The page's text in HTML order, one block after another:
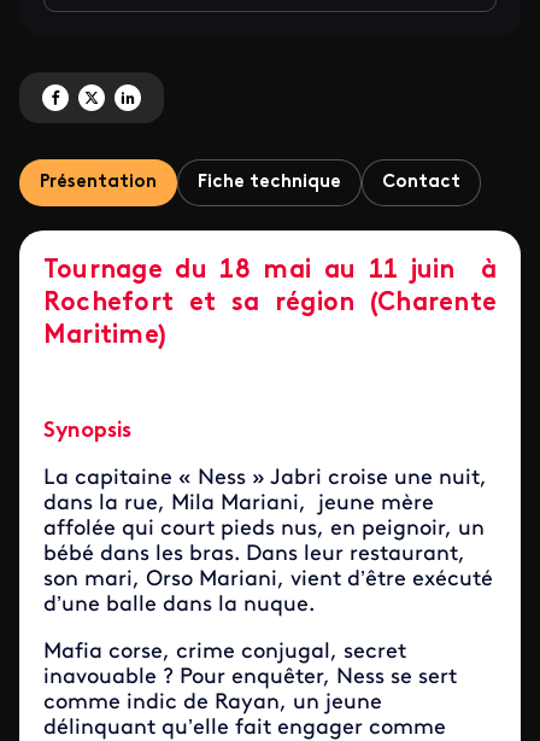
Partagez 'Ness et Rayan ' sur Facebook
Partagez 'Ness et Rayan ' sur X
Partagez 'Ness et Rayan ' sur LinkedIn
Présentation Fiche technique Contact
Tournage du 18 mai au 11 juin à
Rochefort et sa région (Charente
Maritime)
Synopsis
La capitaine « Ness » Jabri croise une nuit,
dans la rue, Mila Mariani, jeune mère
affolée qui court pieds nus, en peignoir, un
bébé dans les bras. Dans leur restaurant,
son mari, Orso Mariani, vient d’être exécuté
d’une balle dans la nuque.
Mafia corse, crime conjugal, secret
inavouable ? Pour enquêter, Ness se sert
comme indic de Rayan, un jeune
délinquant qu’elle fait engager comme